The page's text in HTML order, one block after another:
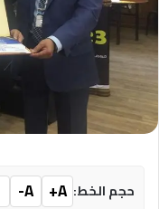
حجم الخط: A+
A-